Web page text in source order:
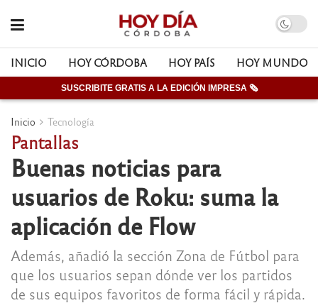
INICIO HOY CÓRDOBA HOY PAÍS HOY MUNDO
SUSCRIBITE GRATIS A LA EDICIÓN IMPRESA 🗞
Inicio Tecnología
Pantallas
Buenas noticias para
usuarios de Roku: suma la
aplicación de Flow
Además, añadió la sección Zona de Fútbol para
que los usuarios sepan dónde ver los partidos
de sus equipos favoritos de forma fácil y rápida.